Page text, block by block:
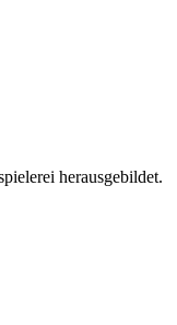
herausgebildet.